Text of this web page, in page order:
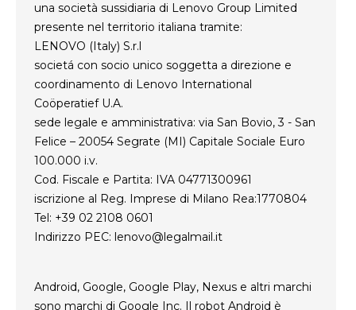
una società sussidiaria di Lenovo Group Limited
presente nel territorio italiana tramite:
LENOVO (Italy) S.r.l
societá con socio unico soggetta a direzione e
coordinamento di Lenovo International
Coöperatief U.A.
sede legale e amministrativa: via San Bovio, 3 - San
Felice – 20054 Segrate (MI) Capitale Sociale Euro
100.000 i.v.
Cod. Fiscale e Partita: IVA 04771300961
iscrizione al Reg. Imprese di Milano Rea:1770804
Tel: +39 02 2108 0601
Indirizzo PEC: lenovo@legalmail.it
Android, Google, Google Play, Nexus e altri marchi
sono marchi di Google Inc. Il robot Android è